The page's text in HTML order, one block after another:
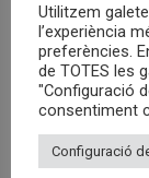
Utilitzem
l’experiència
preferències.
de TOTES les
"Configuració
consentiment
Configuració